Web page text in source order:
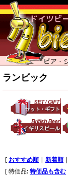
ランビック
[ おすすめ順 | 新着順 |
[ 特価品:特価品も含む